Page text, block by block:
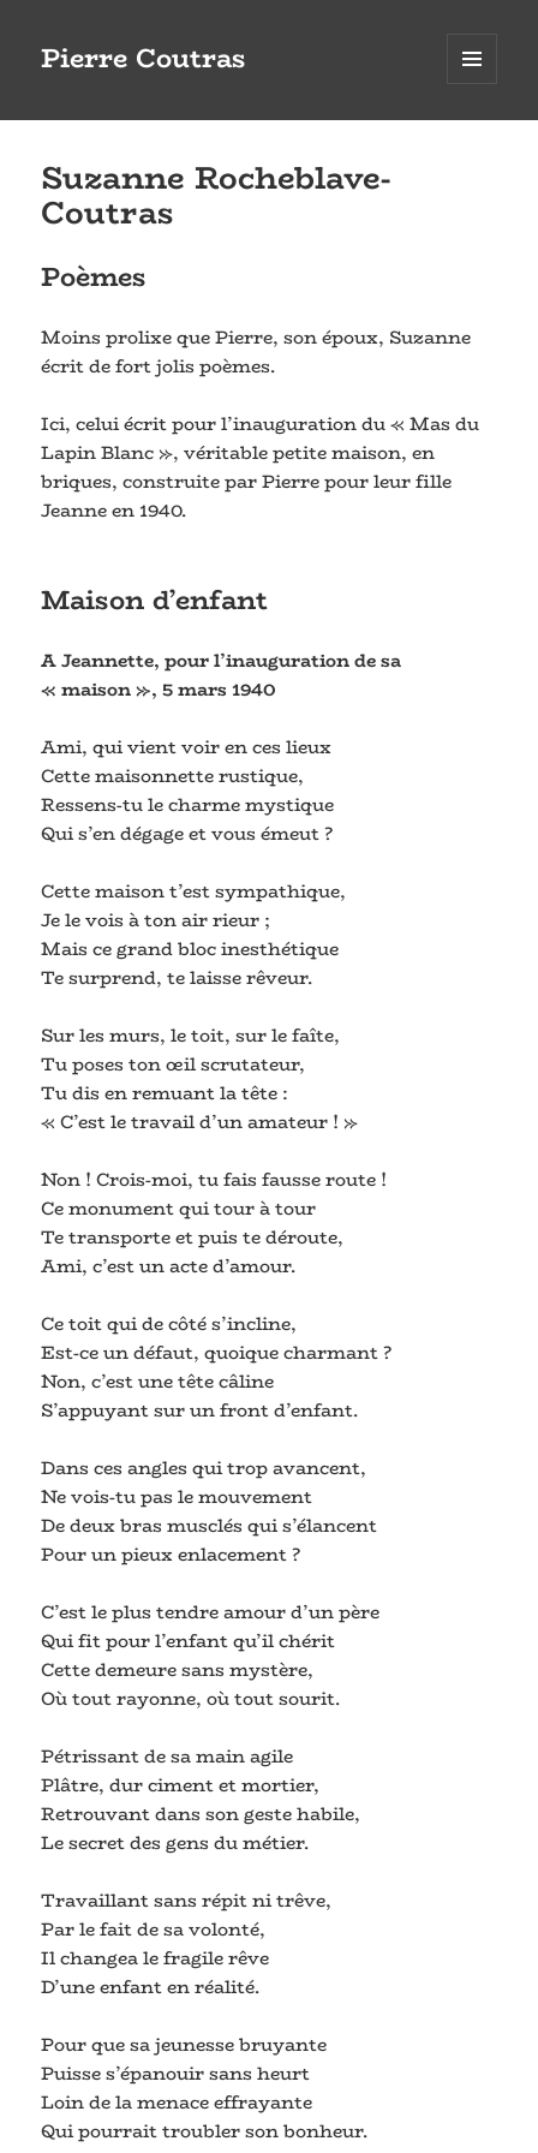
Pierre Coutras
ET
Suzanne Rocheblave-
Coutras
Poèmes
Moins prolixe que Pierre, son époux, Suzanne
écrit de fort jolis poèmes.
Ici, celui écrit pour l’inauguration du « Mas du
Lapin Blanc », véritable petite maison, en
briques, construite par Pierre pour leur fille
Jeanne en 1940.
Maison d’enfant
A Jeannette, pour l’inauguration de sa
« maison », 5 mars 1940
Ami, qui vient voir en ces lieux
Cette maisonnette rustique,
Ressens-tu le charme mystique
Qui s’en dégage et vous émeut ?
Cette maison t’est sympathique,
Je le vois à ton air rieur ;
Mais ce grand bloc inesthétique
Te surprend, te laisse rêveur.
Sur les murs, le toit, sur le faîte,
Tu poses ton œil scrutateur,
Tu dis en remuant la tête :
« C’est le travail d’un amateur ! »
Non ! Crois-moi, tu fais fausse route !
Ce monument qui tour à tour
Te transporte et puis te déroute,
Ami, c’est un acte d’amour.
Ce toit qui de côté s’incline,
Est-ce un défaut, quoique charmant ?
Non, c’est une tête câline
S’appuyant sur un front d’enfant.
Dans ces angles qui trop avancent,
Ne vois-tu pas le mouvement
De deux bras musclés qui s’élancent
Pour un pieux enlacement ?
C’est le plus tendre amour d’un père
Qui fit pour l’enfant qu’il chérit
Cette demeure sans mystère,
Où tout rayonne, où tout sourit.
Pétrissant de sa main agile
Plâtre, dur ciment et mortier,
Retrouvant dans son geste habile,
Le secret des gens du métier.
Travaillant sans répit ni trêve,
Par le fait de sa volonté,
Il changea le fragile rêve
D’une enfant en réalité.
Pour que sa jeunesse bruyante
Puisse s’épanouir sans heurt
Loin de la menace effrayante
Qui pourrait troubler son bonheur.